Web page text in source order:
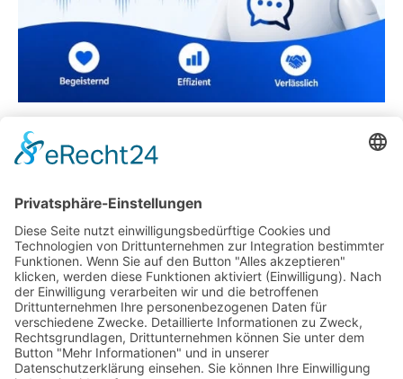
Amsterdam und seine unzähligen
Sehenswürdigkeiten
Was ist ein LinkedIn Führerschein?
Tipps zum Pausen-Leistungsverhältnis für
Unternehmer